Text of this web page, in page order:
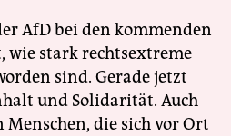
AfD bei den kommenden
wie stark rechtsextreme
sind. Gerade jetzt
und Solidarität. Auch
die sich vor Ort